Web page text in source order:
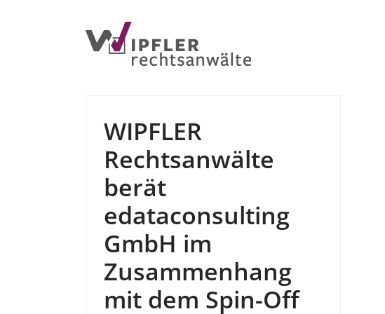
WIPFLER
Rechtsanwälte
berät
edataconsulting
GmbH im
Zusammenhang
mit dem Spin-Off